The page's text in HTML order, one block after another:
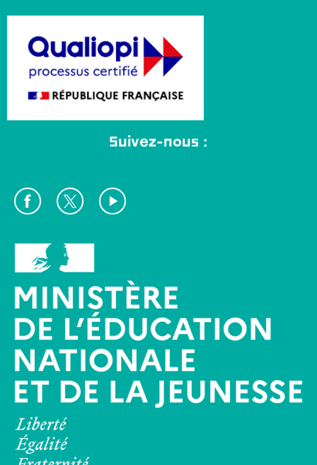
Suivez-nous :